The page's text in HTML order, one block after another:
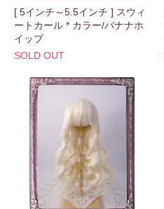
[ 5インチ～5.5インチ ] スウィ
ートカール * カラー/バナナホ
イップ
SOLD OUT